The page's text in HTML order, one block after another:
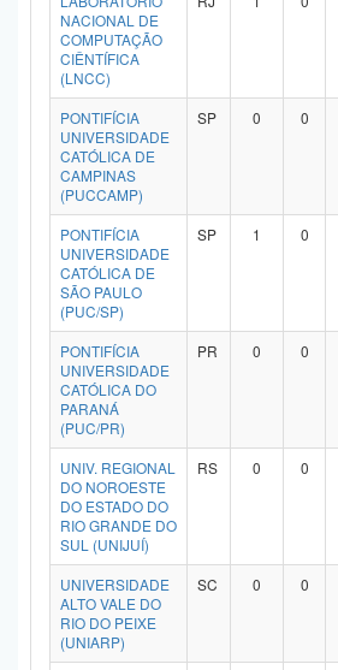
NACIONAL DE
COMPUTAÇÃO
CIÊNTÍFICA
(LNCC)
PONTIFÍCIA
UNIVERSIDADE
CATÓLICA DE
CAMPINAS
(PUCCAMP)
SP 0 0
PONTIFÍCIA
UNIVERSIDADE
CATÓLICA DE
SÃO PAULO
(PUC/SP)
SP 1 0
PONTIFÍCIA
UNIVERSIDADE
CATÓLICA DO
PARANÁ
(PUC/PR)
PR 0 0
UNIV. REGIONAL
DO NOROESTE
DO ESTADO DO
RIO GRANDE DO
SUL (UNIJUÍ)
RS 0 0
UNIVERSIDADE
ALTO VALE DO
RIO DO PEIXE
(UNIARP)
SC 0 0